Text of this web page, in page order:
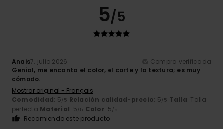
5/5
Anais7. julio 2026
Compra verificada
Genial, me encanta el color, el corte y la textura; es muy
cómodo.
Mostrar original - Français
Comodidad: 5/5 Relación calidad-precio: 5/5 Talla: Talla
perfecta Material: 5/5 Color: 5 /5
Recomiendo este producto